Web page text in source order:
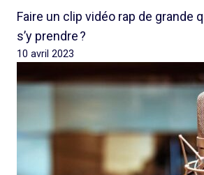
Faire un clip vidéo rap de grande
s’y prendre ?
10 avril 2023